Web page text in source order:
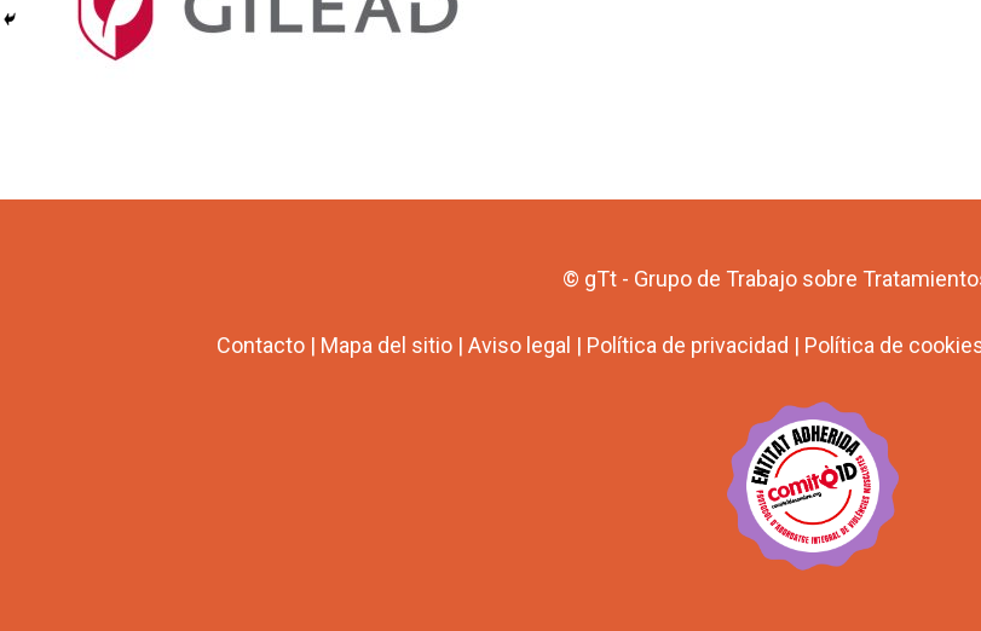
© gTt - Grupo de Trabajo sobre
Contacto| Mapa del sitio| Aviso legal | Política de privacidad | Política de